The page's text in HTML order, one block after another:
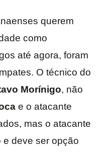
querem
como
até agora, foram
O técnico do
Morínigo, não
e o atacante
mas o atacante
e deve ser opção